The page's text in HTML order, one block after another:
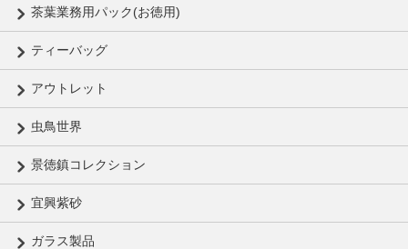
茶葉業務用パック(お徳用)
ティーバッグ
アウトレット
虫鳥世界
景徳鎮コレクション
宜興紫砂
ガラス製品